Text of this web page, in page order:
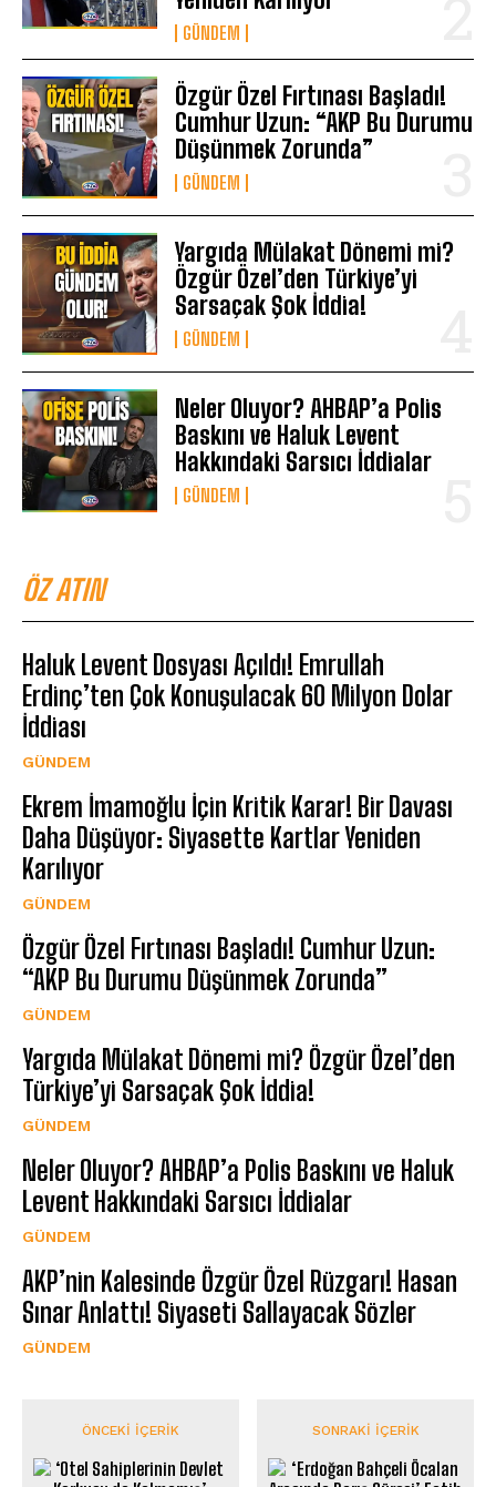
GÜNDEM
Özgür Özel Fırtınası Başladı!
Cumhur Uzun: “AKP Bu Durumu
Düşünmek Zorunda”
GÜNDEM
Yargıda Mülakat Dönemi mi?
Özgür Özel’den Türkiye’yi
Sarsaçak Şok İddia!
GÜNDEM
Neler Oluyor? AHBAP’a Polis
Baskını ve Haluk Levent
Hakkındaki Sarsıcı İddialar
GÜNDEM
ÖZ ATIN
Haluk Levent Dosyası Açıldı! Emrullah
Erdinç’ten Çok Konuşulacak 60 Milyon Dolar
İddiası
GÜNDEM
Ekrem İmamoğlu İçin Kritik Karar! Bir Davası
Daha Düşüyor: Siyasette Kartlar Yeniden
Karılıyor
GÜNDEM
Özgür Özel Fırtınası Başladı! Cumhur Uzun:
“AKP Bu Durumu Düşünmek Zorunda”
GÜNDEM
Yargıda Mülakat Dönemi mi? Özgür Özel’den
Türkiye’yi Sarsaçak Şok İddia!
GÜNDEM
Neler Oluyor? AHBAP’a Polis Baskını ve Haluk
Levent Hakkındaki Sarsıcı İddialar
GÜNDEM
AKP’nin Kalesinde Özgür Özel Rüzgarı! Hasan
Sınar Anlattı! Siyaseti Sallayacak Sözler
GÜNDEM
ÖNCEKI İÇERIK SONRAKI İÇERIK